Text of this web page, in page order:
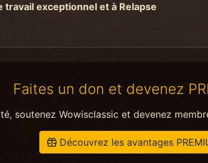
travail exceptionnel et à Relapse
Faites un don et devenez
soutenez Wowisclassic et devenez
Découvrez les avantages